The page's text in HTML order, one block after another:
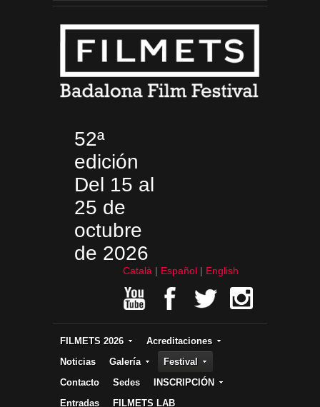
52ª
edición
Del 15 al
25 de
octubre
de 2026
Català Español English
FILMETS 2026
Acreditaciones
Noticias
Galería
Festival
Contacto
Sedes
INSCRIPCIÓN
Entradas
FILMETS LAB